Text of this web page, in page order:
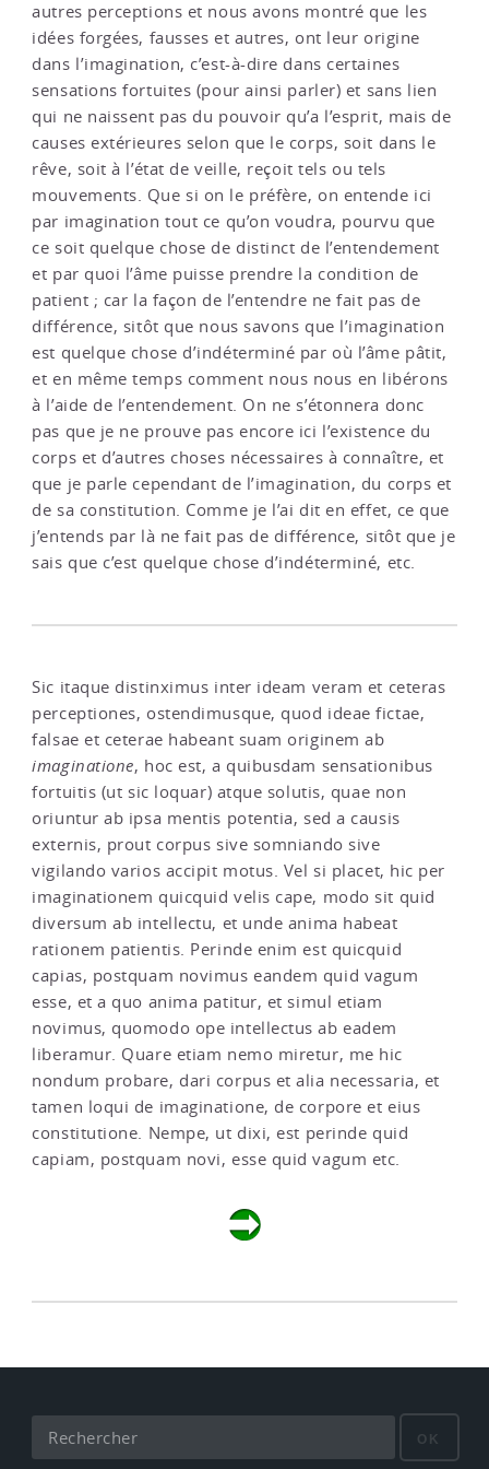
autres perceptions et nous avons montré que les
idées forgées, fausses et autres, ont leur origine
dans l’imagination, c’est-à-dire dans certaines
sensations fortuites (pour ainsi parler) et sans lien
qui ne naissent pas du pouvoir qu’a l’esprit, mais de
causes extérieures selon que le corps, soit dans le
rêve, soit à l’état de veille, reçoit tels ou tels
mouvements. Que si on le préfère, on entende ici
par imagination tout ce qu’on voudra, pourvu que
ce soit quelque chose de distinct de l’entendement
et par quoi l’âme puisse prendre la condition de
patient ; car la façon de l’entendre ne fait pas de
différence, sitôt que nous savons que l’imagination
est quelque chose d’indéterminé par où l’âme pâtit,
et en même temps comment nous nous en libérons
à l’aide de l’entendement. On ne s’étonnera donc
pas que je ne prouve pas encore ici l’existence du
corps et d’autres choses nécessaires à connaître, et
que je parle cependant de l’imagination, du corps et
de sa constitution. Comme je l’ai dit en effet, ce que
j’entends par là ne fait pas de différence, sitôt que je
sais que c’est quelque chose d’indéterminé, etc.
Sic itaque distinximus inter ideam veram et ceteras
perceptiones, ostendimusque, quod ideae fictae,
falsae et ceterae habeant suam originem ab
imaginatione, hoc est, a quibusdam sensationibus
fortuitis (ut sic loquar) atque solutis, quae non
oriuntur ab ipsa mentis potentia, sed a causis
externis, prout corpus sive somniando sive
vigilando varios accipit motus. Vel si placet, hic per
imaginationem quicquid velis cape, modo sit quid
diversum ab intellectu, et unde anima habeat
rationem patientis. Perinde enim est quicquid
capias, postquam novimus eandem quid vagum
esse, et a quo anima patitur, et simul etiam
novimus, quomodo ope intellectus ab eadem
liberamur. Quare etiam nemo miretur, me hic
nondum probare, dari corpus et alia necessaria, et
tamen loqui de imaginatione, de corpore et eius
constitutione. Nempe, ut dixi, est perinde quid
capiam, postquam novi, esse quid vagum etc.
OK